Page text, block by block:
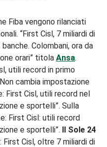
Fiba vengono rilanciati
“First Cisl, 7 miliardi di
Colombani, ora da
orari” titola Ansa.
utili record in primo
cambia impostazione
First Cisl, utili record nel
e sportelli”. Sulla
First Cisl: utili record
e sportelli”. Il Sole 24
First Cisl, oltre 7 miliardi di